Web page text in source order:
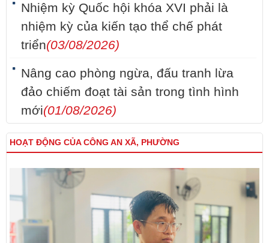
Nhiệm kỳ Quốc hội khóa XVI phải là
nhiệm kỳ của kiến tạo thể chế phát
triển(03/08/2026)
Nâng cao phòng ngừa, đấu tranh lừa
đảo chiếm đoạt tài sản trong tình hình
mới(01/08/2026)
HOẠT ĐỘNG CỦA CÔNG AN XÃ, PHƯỜNG